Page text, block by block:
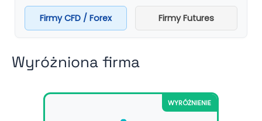
Firmy CFD / Forex Firmy Futures
Wyróżniona firma
WYRÓŻNIENIE